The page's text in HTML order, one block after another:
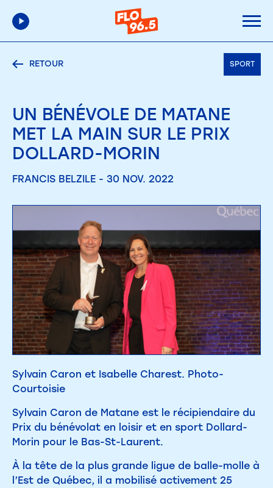
RETOUR SPORT
UN BÉNÉVOLE DE MATANE
MET LA MAIN SUR LE PRIX
DOLLARD-MORIN
FRANCIS BELZILE - 30 NOV. 2022
Sylvain Caron et Isabelle Charest. Photo-
Courtoisie
Sylvain Caron de Matane est le récipiendaire du
Prix du bénévolat en loisir et en sport Dollard-
Morin pour le Bas-St-Laurent.
À la tête de la plus grande ligue de balle-molle à
l’Est de Québec, il a mobilisé activement 25